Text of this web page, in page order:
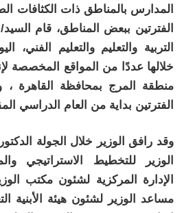
المدارس بالمناطق ذات الكثافات
الفترتين ببعض المناطق، قام
التربية والتعليم والتعليم الفني،
خلالها عددًا من المواقع المخصصة
منطقة المرج بمحافظة القاهرة ،
الفترتين بداية من العام الدراسي
وقد رافق الوزير خلال الجولة
الوزير للتخطيط الاستراتيجي
الإدارة المركزية لشئون مكتب
مساعد الوزير لشئون هيئة الأبنية